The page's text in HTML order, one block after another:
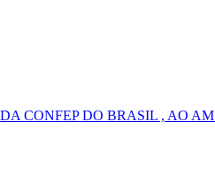
CONFEP DO BRASIL , AO